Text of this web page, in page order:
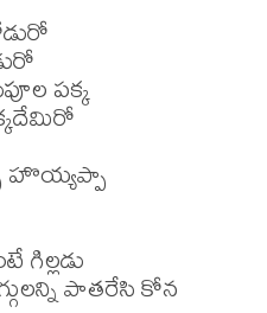
పక్క
హొయ్యప్పా
గిల్లడు
పాతరేసి కోన